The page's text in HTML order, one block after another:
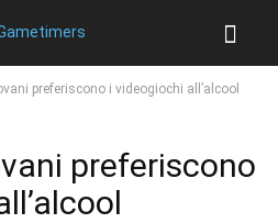
preferiscono i videogiochi all’alcool
preferiscono